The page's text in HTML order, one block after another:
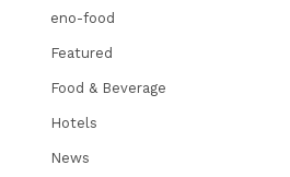
eno-food
Featured
Food & Beverage
Hotels
News